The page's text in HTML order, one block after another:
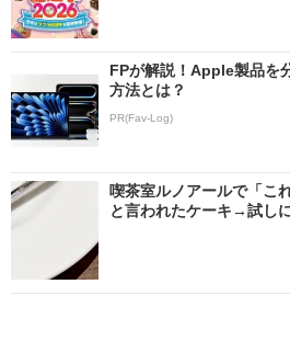
FPが解説！Apple製品を
方法とは？
PR(Fav-Log)
喫茶室ルノアールで「こ
と言われたケーキ→試し